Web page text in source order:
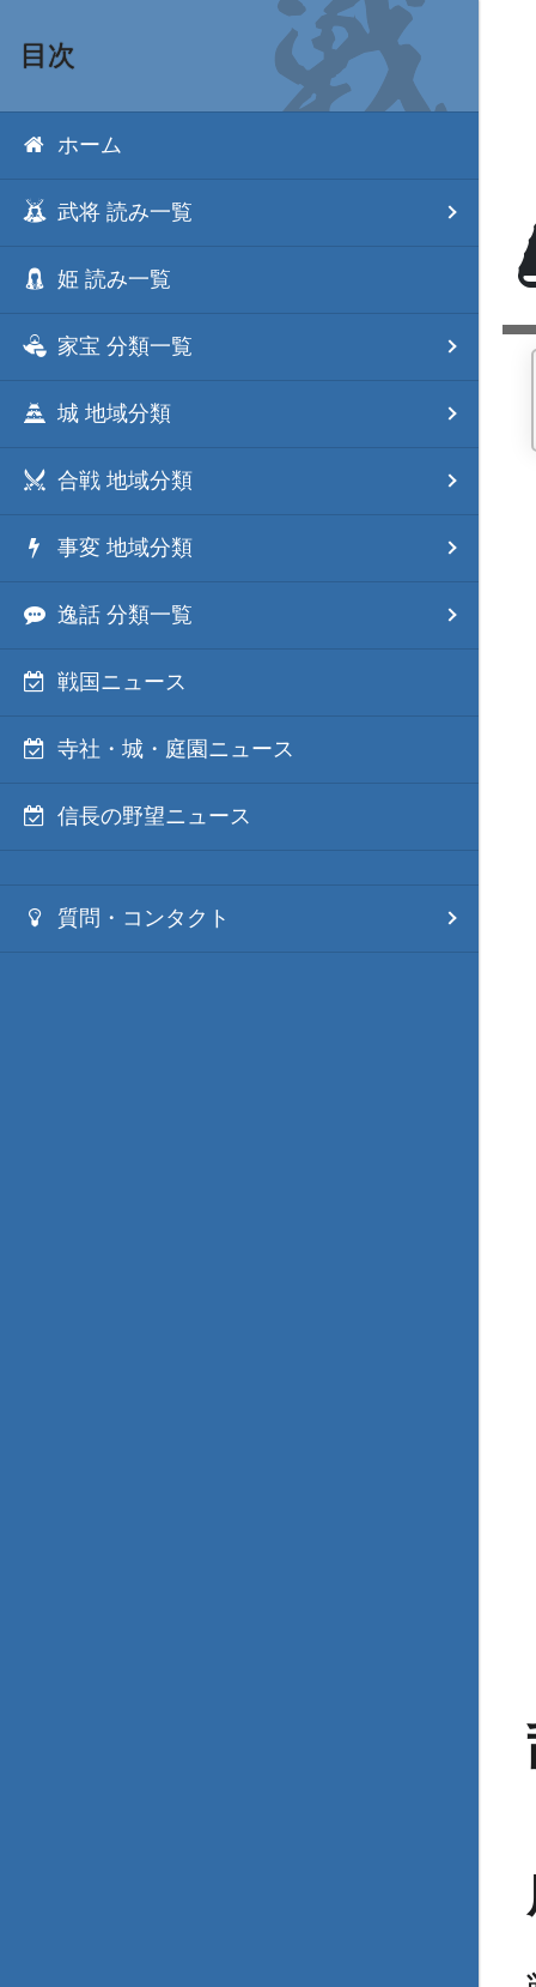
目次
ホーム
武将 読み一覧
姫 読み一覧
家宝 分類一覧
城 地域分類
合戦 地域分類
事変 地域分類
逸話 分類一覧
戦国ニュース
寺社・城・庭園ニュース
信長の野望ニュース
質問・コンタクト